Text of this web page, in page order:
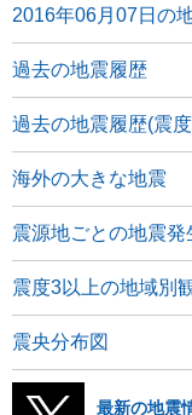
2016年06月07日の
過去の地震履歴
過去の地震履歴(震
海外の大きな地震
震源地ごとの地震発
震度3以上の地域別
震央分布図
最新の地震